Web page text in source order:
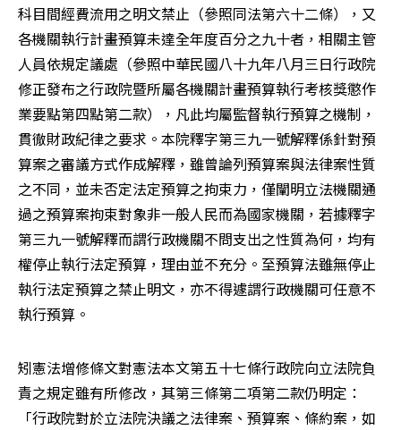
科目間經費流用之明文禁止（參照同法第六十二條），又
各機關執行計畫預算未達全年度百分之九十者，相關主管
人員依規定議處（參照中華民國八十九年八月三日行政院
修正發布之行政院暨所屬各機關計畫預算執行考核獎懲作
業要點第四點第二款），凡此均屬監督執行預算之機制，
貫徹財政紀律之要求。本院釋字第三九一號解釋係針對預
算案之審議方式作成解釋，雖曾論列預算案與法律案性質
之不同，並未否定法定預算之拘束力，僅闡明立法機關通
過之預算案拘束對象非一般人民而為國家機關，若據釋字
第三九一號解釋而謂行政機關不問支出之性質為何，均有
權停止執行法定預算，理由並不充分。至預算法雖無停止
執行法定預算之禁止明文，亦不得遽謂行政機關可任意不
執行預算。
矧憲法增修條文對憲法本文第五十七條行政院向立法院負
責之規定雖有所修改，其第三條第二項第二款仍明定：
「行政院對於立法院決議之法律案、預算案、條約案，如